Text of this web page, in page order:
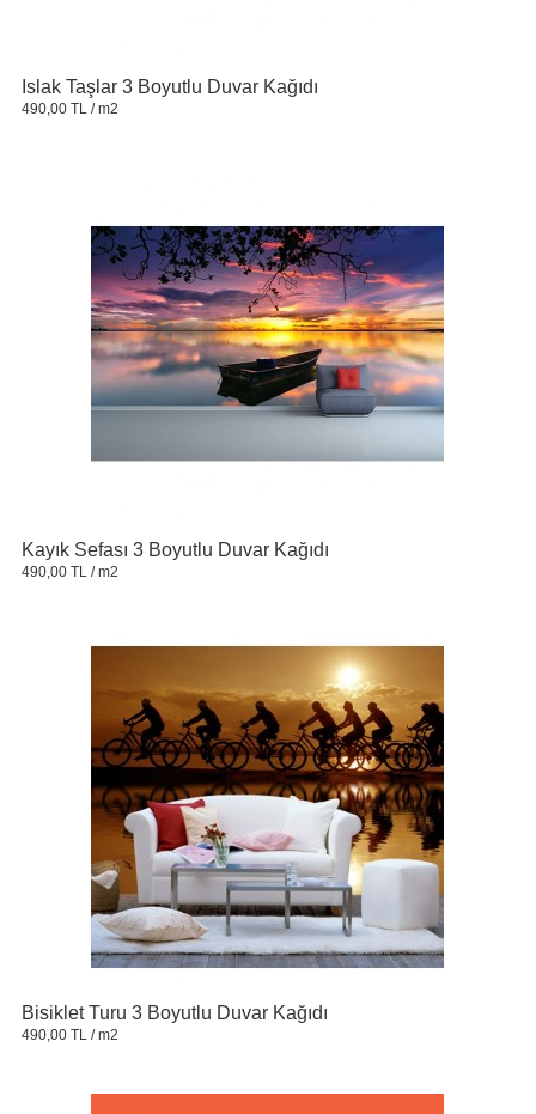
Islak Taşlar 3 Boyutlu Duvar Kağıdı
490,00 TL / m2
Kayık Sefası 3 Boyutlu Duvar Kağıdı
490,00 TL / m2
Bisiklet Turu 3 Boyutlu Duvar Kağıdı
490,00 TL / m2